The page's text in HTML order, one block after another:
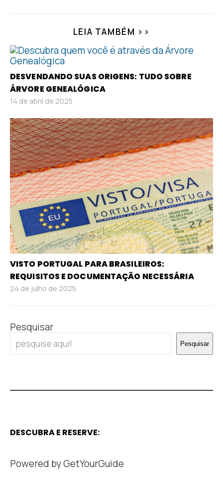
LEIA TAMBÉM >>
DESVENDANDO SUAS ORIGENS: TUDO SOBRE
ÁRVORE GENEALÓGICA
14 de abril de 2025
VISTO PORTUGAL PARA BRASILEIROS:
REQUISITOS E DOCUMENTAÇÃO NECESSÁRIA
24 de julho de 2025
Pesquisar
Pesquisar
DESCUBRA E RESERVE:
Powered byGetYourGuide